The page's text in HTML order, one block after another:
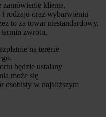
zamówienie klienta,
rodzaju oraz wybarwieniu
to za towar niestandardowy,
zwrotu.
na terenie
będzie ustalany
może się
osobisty w najbliższym